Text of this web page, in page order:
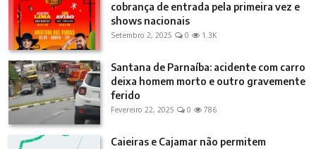
cobrança de entrada pela primeira vez e
shows nacionais
Setembro 2, 2025 0 1.3K
Santana de Parnaíba: acidente com carro
deixa homem morto e outro gravemente
ferido
Fevereiro 22, 2025 0 786
Caieiras e Cajamar não permitem